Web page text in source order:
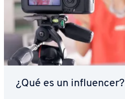
¿Qué es un in­flue­n­cer?